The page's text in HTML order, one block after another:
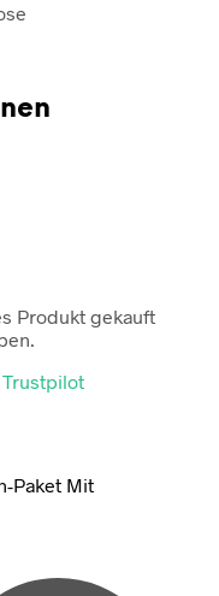
Produkt gekauft
Trustpilot